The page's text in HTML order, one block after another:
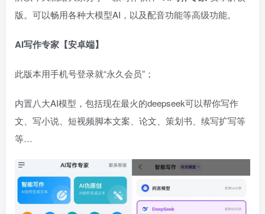
版。可以畅用各种大模型AI，以及配音功能等高级功能。
​AI写作专家【安卓端】
此版本用手机号登录就“永久会员”；
内置八大AI模型，包括现在最火的deepseek可以帮你写作
文、写小说、短视频脚本文案、论文、策划书、续写扩写等
等…